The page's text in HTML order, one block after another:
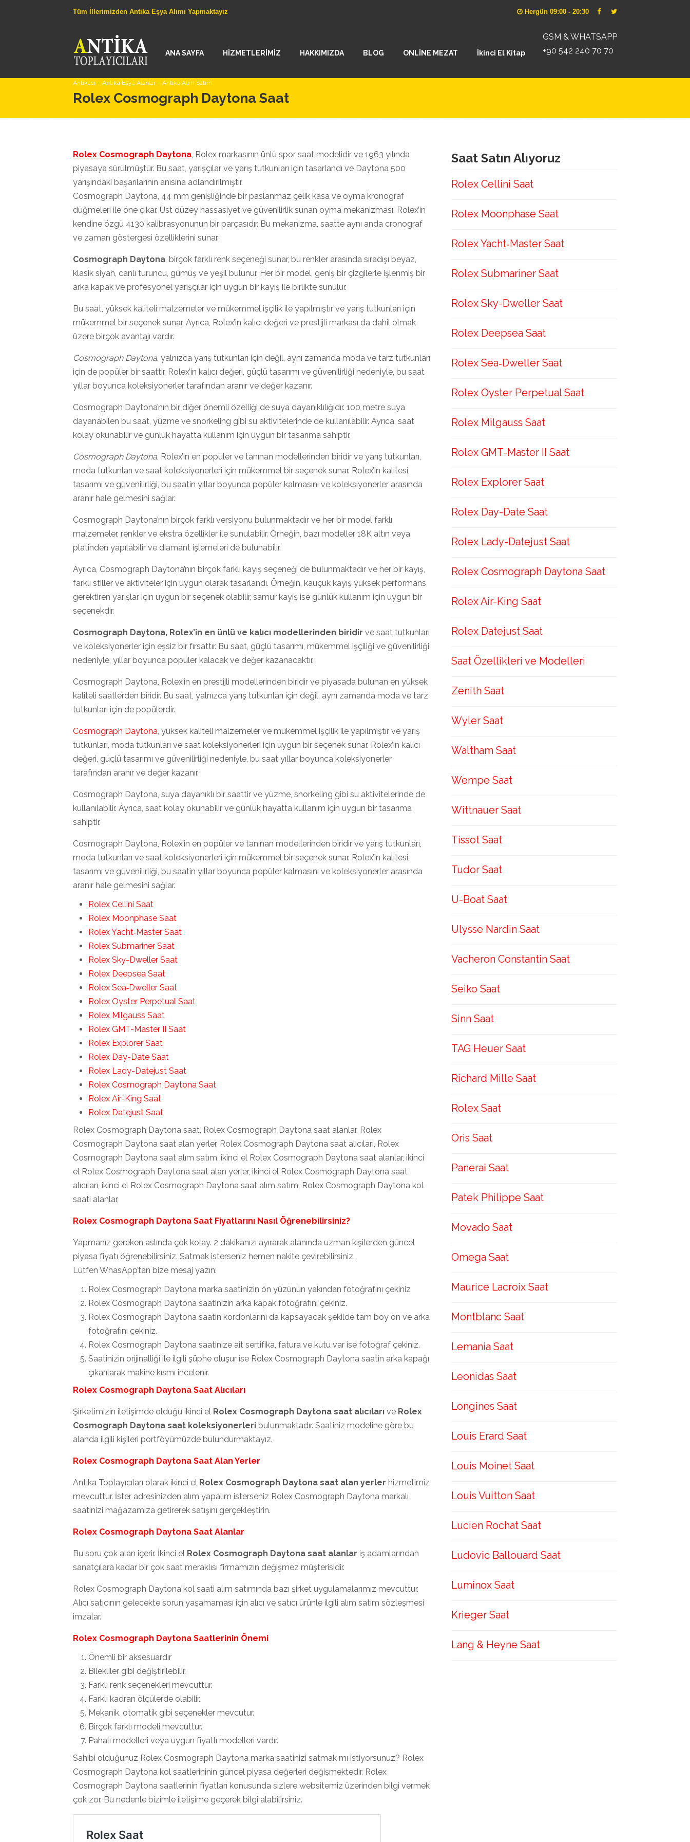
Tüm İllerimizden Antika Eşya Alımı Yapmaktayız Hergün 09:00 - 20:30
Antikacı – Antika Eşya Alanlar – Antika Alım Satım
GSM & WHATSAPP
+90 542 240 70 70
ANA SAYFA HİZMETLERİMİZ HAKKIMIZDA BLOG ONLİNE MEZAT İkinci El Kitap
Rolex Cosmograph Daytona Saat
Rolex Cosmograph Daytona, Rolex markasının ünlü spor saat modelidir ve 1963 yılında
piyasaya sürülmüştür. Bu saat, yarışçılar ve yarış tutkunları için tasarlandı ve Daytona 500
yarışındaki başarılarının anısına adlandırılmıştır.
Cosmograph Daytona, 44 mm genişliğinde bir paslanmaz çelik kasa ve oyma kronograf
düğmeleri ile öne çıkar. Üst düzey hassasiyet ve güvenilirlik sunan oyma mekanizması, Rolex’in
kendine özgü 4130 kalibrasyonunun bir parçasıdır. Bu mekanizma, saatte aynı anda cronograf
ve zaman göstergesi özelliklerini sunar.
Cosmograph Daytona, birçok farklı renk seçeneği sunar, bu renkler arasında sıradışı beyaz,
klasik siyah, canlı turuncu, gümüş ve yeşil bulunur. Her bir model, geniş bir çizgilerle işlenmiş bir
arka kapak ve profesyonel yarışçılar için uygun bir kayış ile birlikte sunulur.
Bu saat, yüksek kaliteli malzemeler ve mükemmel işçilik ile yapılmıştır ve yarış tutkunları için
mükemmel bir seçenek sunar. Ayrıca, Rolex’in kalıcı değeri ve prestijli markası da dahil olmak
üzere birçok avantajı vardır.
Cosmograph Daytona, yalnızca yarış tutkunları için değil, aynı zamanda moda ve tarz tutkunları
için de popüler bir saattir. Rolex’in kalıcı değeri, güçlü tasarımı ve güvenilirliği nedeniyle, bu saat
yıllar boyunca koleksiyonerler tarafından aranır ve değer kazanır.
Cosmograph Daytona’nın bir diğer önemli özelliği de suya dayanıklılığıdır. 100 metre suya
dayanabilen bu saat, yüzme ve snorkeling gibi su aktivitelerinde de kullanılabilir. Ayrıca, saat
kolay okunabilir ve günlük hayatta kullanım için uygun bir tasarıma sahiptir.
Cosmograph Daytona, Rolex’in en popüler ve tanınan modellerinden biridir ve yarış tutkunları,
moda tutkunları ve saat koleksiyonerleri için mükemmel bir seçenek sunar. Rolex’in kalitesi,
tasarımı ve güvenilirliği, bu saatin yıllar boyunca popüler kalmasını ve koleksiyonerler arasında
aranır hale gelmesini sağlar.
Cosmograph Daytona’nın birçok farklı versiyonu bulunmaktadır ve her bir model farklı
malzemeler, renkler ve ekstra özellikler ile sunulabilir. Örneğin, bazı modeller 18K altın veya
platinden yapılabilir ve diamant işlemeleri de bulunabilir.
Ayrıca, Cosmograph Daytona’nın birçok farklı kayış seçeneği de bulunmaktadır ve her bir kayış,
farklı stiller ve aktiviteler için uygun olarak tasarlandı. Örneğin, kauçuk kayış yüksek performans
gerektiren yarışlar için uygun bir seçenek olabilir, samur kayış ise günlük kullanım için uygun bir
seçenekdir.
Cosmograph Daytona, Rolex’in en ünlü ve kalıcı modellerinden biridir ve saat tutkunları
ve koleksiyonerler için eşsiz bir fırsattır. Bu saat, güçlü tasarımı, mükemmel işçiliği ve güvenilirliği
nedeniyle, yıllar boyunca popüler kalacak ve değer kazanacaktır.
Cosmograph Daytona, Rolex’in en prestijli modellerinden biridir ve piyasada bulunan en yüksek
kaliteli saatlerden biridir. Bu saat, yalnızca yarış tutkunları için değil, aynı zamanda moda ve tarz
tutkunları için de popülerdir.
Cosmograph Daytona, yüksek kaliteli malzemeler ve mükemmel işçilik ile yapılmıştır ve yarış
tutkunları, moda tutkunları ve saat koleksiyonerleri için uygun bir seçenek sunar. Rolex’in kalıcı
değeri, güçlü tasarımı ve güvenilirliği nedeniyle, bu saat yıllar boyunca koleksiyonerler
tarafından aranır ve değer kazanır.
Cosmograph Daytona, suya dayanıklı bir saattir ve yüzme, snorkeling gibi su aktivitelerinde de
kullanılabilir. Ayrıca, saat kolay okunabilir ve günlük hayatta kullanım için uygun bir tasarıma
sahiptir.
Cosmograph Daytona, Rolex’in en popüler ve tanınan modellerinden biridir ve yarış tutkunları,
moda tutkunları ve saat koleksiyonerleri için mükemmel bir seçenek sunar. Rolex’in kalitesi,
tasarımı ve güvenilirliği, bu saatin yıllar boyunca popüler kalmasını ve koleksiyonerler arasında
aranır hale gelmesini sağlar.
Rolex Cellini Saat
Rolex Moonphase Saat
Rolex Yacht‑Master Saat
Rolex Submariner Saat
Rolex Sky-Dweller Saat
Rolex Deepsea Saat
Rolex Sea‑Dweller Saat
Rolex Oyster Perpetual Saat
Rolex Milgauss Saat
Rolex GMT-Master II Saat
Rolex Explorer Saat
Rolex Day-Date Saat
Rolex Lady-Datejust Saat
Rolex Cosmograph Daytona Saat
Rolex Air-King Saat
Rolex Datejust Saat
Rolex Cosmograph Daytona saat, Rolex Cosmograph Daytona saat alanlar, Rolex
Cosmograph Daytona saat alan yerler, Rolex Cosmograph Daytona saat alıcıları, Rolex
Cosmograph Daytona saat alım satım, ikinci el Rolex Cosmograph Daytona saat alanlar, ikinci
el Rolex Cosmograph Daytona saat alan yerler, ikinci el Rolex Cosmograph Daytona saat
alıcıları, ikinci el Rolex Cosmograph Daytona saat alım satım, Rolex Cosmograph Daytona kol
saati alanlar,
Rolex Cosmograph Daytona Saat Fiyatlarını Nasıl Öğrenebilirsiniz?
Yapmanız gereken aslında çok kolay. 2 dakikanızı ayırarak alanında uzman kişilerden güncel
piyasa fiyatı öğrenebilirsiniz. Satmak isterseniz hemen nakite çevirebilirsiniz.
Lütfen WhasApp’tan bize mesaj yazın:
Rolex Cosmograph Daytona marka saatinizin ön yüzünün yakından fotoğrafını çekiniz
Rolex Cosmograph Daytona saatinizin arka kapak fotoğrafını çekiniz.
Rolex Cosmograph Daytona saatin kordonlarını da kapsayacak şekilde tam boy ön ve arka
fotoğrafını çekiniz.
Rolex Cosmograph Daytona saatinize ait sertifika, fatura ve kutu var ise fotoğraf çekiniz.
Saatinizin orijinalliği ile ilgili şüphe oluşur ise Rolex Cosmograph Daytona saatin arka kapağı
çıkarılarak makine kısmı incelenir.
Rolex Cosmograph Daytona Saat Alıcıları
Şirketimizin iletişimde olduğu ikinci el Rolex Cosmograph Daytona saat alıcıları ve Rolex
Cosmograph Daytona saat koleksiyonerleri bulunmaktadır. Saatiniz modeline göre bu
alanda ilgili kişileri portföyümüzde bulundurmaktayız.
Rolex Cosmograph Daytona Saat Alan Yerler
Antika Toplayıcıları olarak ikinci el Rolex Cosmograph Daytona saat alan yerler hizmetimiz
mevcuttur. İster adresinizden alım yapalım isterseniz Rolex Cosmograph Daytona markalı
saatinizi mağazamıza getirerek satışını gerçekleştirin.
Rolex Cosmograph Daytona Saat Alanlar
Bu soru çok alan içerir. İkinci el Rolex Cosmograph Daytona saat alanlar iş adamlarından
sanatçılara kadar bir çok saat meraklısı firmamızın değişmez müşterisidir.
Rolex Cosmograph Daytona kol saati alım satımında bazı şirket uygulamalarımız mevcuttur.
Alıcı satıcının gelecekte sorun yaşamaması için alıcı ve satıcı ürünle ilgili alım satım sözleşmesi
imzalar.
Rolex Cosmograph Daytona Saatlerinin Önemi
Önemli bir aksesuardır
Bilekliler gibi değiştirilebilir.
Farklı renk seçenekleri mevcuttur.
Farklı kadran ölçülerde olabilir.
Mekanik, otomatik gibi seçenekler mevcutur.
Birçok farklı modeli mevcuttur.
Pahalı modelleri veya uygun fiyatlı modelleri vardır.
Sahibi olduğunuz Rolex Cosmograph Daytona marka saatinizi satmak mı istiyorsunuz? Rolex
Cosmograph Daytona kol saatlerininin güncel piyasa değerleri değişmektedir. Rolex
Cosmograph Daytona saatlerinin fiyatları konusunda sizlere websitemiz üzerinden bilgi vermek
çok zor. Bu nedenle bizimle iletişime geçerek bilgi alabilirsiniz.
Saat Satın Alıyoruz
Rolex Cellini Saat
Rolex Moonphase Saat
Rolex Yacht‑Master Saat
Rolex Submariner Saat
Rolex Sky-Dweller Saat
Rolex Deepsea Saat
Rolex Sea‑Dweller Saat
Rolex Oyster Perpetual Saat
Rolex Milgauss Saat
Rolex GMT-Master II Saat
Rolex Explorer Saat
Rolex Day-Date Saat
Rolex Lady-Datejust Saat
Rolex Cosmograph Daytona Saat
Rolex Air-King Saat
Rolex Datejust Saat
Saat Özellikleri ve Modelleri
Zenith Saat
Wyler Saat
Waltham Saat
Wempe Saat
Wittnauer Saat
Tissot Saat
Tudor Saat
U-Boat Saat
Ulysse Nardin Saat
Vacheron Constantin Saat
Seiko Saat
Sinn Saat
TAG Heuer Saat
Richard Mille Saat
Rolex Saat
Oris Saat
Panerai Saat
Patek Philippe Saat
Movado Saat
Omega Saat
Maurice Lacroix Saat
Montblanc Saat
Lemania Saat
Leonidas Saat
Longines Saat
Louis Erard Saat
Louis Moinet Saat
Louis Vuitton Saat
Lucien Rochat Saat
Ludovic Ballouard Saat
Luminox Saat
Krieger Saat
Lang & Heyne Saat